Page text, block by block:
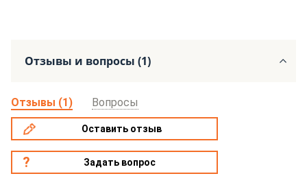
Отзывы и вопросы (1)
Отзывы (1) Вопросы
Оставить отзыв
Задать вопрос